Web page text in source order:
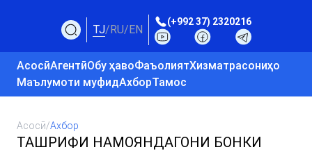
TJ/RU/EN
(+992 37) 2320216
АсосӣАгентӣОбу ҳавоФаъолиятХизматрасониҳо
Маълумоти муфидАхборТамос
Асосӣ/Ахбор
ТАШРИФИ НАМОЯНДАГОНИ БОНКИ